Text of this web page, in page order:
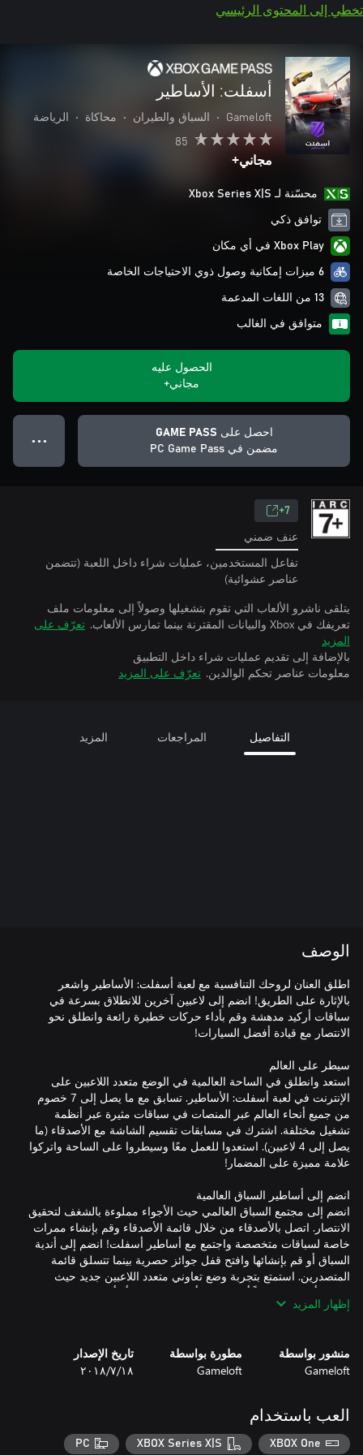
تخطي إلى المحتوى الرئيسي
أسفلت: الأساطير
Gameloft
• السباق والطيران • محاكاة • الرياضة
85
مجاني+
محسّنة لـ Xbox Series X|S
توافق ذكي
Xbox Play في أي مكان
6 ميزات إمكانية وصول ذوي الاحتياجات الخاصة
13 من اللغات المدعمة
متوافق في الغالب
الحصول عليه
مجاني+
احصل على GAME PASS
مضمن في PC Game Pass
● ● ●
7+
عنف ضمني
تفاعل المستخدمين، عمليات شراء داخل اللعبة (تتضمن
عناصر عشوائية)
يتلقى ناشرو الألعاب التي تقوم بتشغيلها وصولاً إلى معلومات ملف
تعريفك في Xbox والبيانات المقترنة بينما تمارس الألعاب.
تعرّف على
المزيد
بالإضافة إلى تقديم عمليات شراء داخل التطبيق
معلومات عناصر تحكم الوالدين. تعرّف على المزيد
التفاصيل المراجعات المزيد
الوصف
اطلق العنان لروحك التنافسية مع لعبة أسفلت: الأساطير واشعر
بالإثارة على الطريق! انضم إلى لاعبين آخرين للانطلاق بسرعة في
سباقات أركيد مدهشة وقم بأداء حركات خطيرة رائعة وانطلق نحو
استعد وانطلق في الساحة العالمية في الوضع متعدد اللاعبين على
الإنترنت في لعبة أسفلت: الأساطير. تسابق مع ما يصل إلى 7 خصوم
من جميع أنحاء العالم عبر المنصات في سباقات مثيرة عبر أنظمة
تشغيل مختلفة. اشترك في مسابقات تقسيم الشاشة مع الأصدقاء (ما
يصل إلى 4 لاعبين). استعدوا للعمل معًا وسيطروا على الساحة واتركوا
انضم إلى مجتمع السباق العالمي حيث الأجواء مملوءة بالشغف لتحقيق
الانتصار. اتصل بالأصدقاء من خلال قائمة الأصدقاء وقم بإنشاء ممرات
خاصة لسباقات متخصصة واجتمع مع أساطير أسفلت! انضم إلى أندية
السباق أو قم بإنشائها وافتح قفل جوائز حصرية بينما تتسلق قائمة
المتصدرين. استمتع بتجربة وضع تعاوني متعدد اللاعبين جديد حيث
يمكنك أن تكون عميلاً أمنيًا يطارد أعضاء العصابة أو أحد الخارجين عن
استخدم قوة المجموعة: تنتظرك أكثر من 250 سيارة خارقة من نخبة
المصنعين مثل Ferrari وPorsche وLamborghini، وتم تصميم كل منها
من المواقع الشهيرة في جميع أنحاء العالم، والتي يعتز بها المتسابقون
إظهار المزيد
منشور بواسطة
Gameloft
مطورة بواسطة
Gameloft
تاريخ الإصدار
١٨‏/٧‏/٢٠١٨
العب باستخدام
XBOX One
XBOX Series X|S
PC